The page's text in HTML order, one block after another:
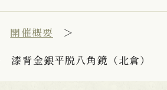
開催概要
漆背金銀平脱八角鏡（北倉）